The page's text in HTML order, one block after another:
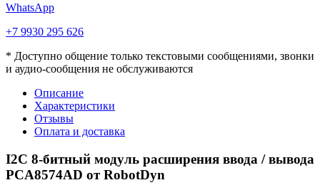
WhatsApp
+7 9930 295 626
* Доступно общение только текстовыми сообщениями, звонки
и аудио-сообщения не обслуживаются
Описание
Характеристики
Отзывы
Оплата и доставка
I2C 8-битный модуль расширения ввода / вывода
PCA8574AD от RobotDyn